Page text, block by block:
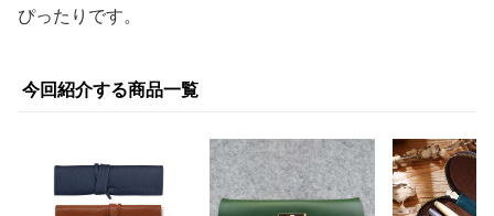
ぴったりです。
今回紹介する商品一覧